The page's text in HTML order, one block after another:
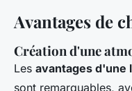
Avantages de
Création d'une
Les avantages d'une
sont remarquables,